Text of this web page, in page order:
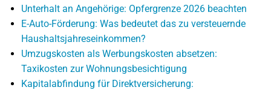
Unterhalt an Angehörige: Opfergrenze 2026 beachten
E-Auto-Förderung: Was bedeutet das zu versteuernde
Haushaltsjahreseinkommen?
Umzugskosten als Werbungskosten absetzen:
Taxikosten zur Wohnungsbesichtigung
Kapitalabfindung für Direktversicherung: